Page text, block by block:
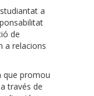
a
de
a relacions
que promou
través de